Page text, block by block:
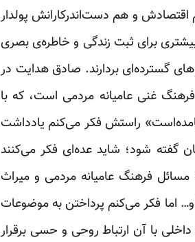
و هم دست‌اندرکارانش پولدار
برای ثبت زندگی و خاطره‌ی بصری
گسترده‌ای بردارند. صادق هدایت در
غنی عامیانه مردمی ‏است، که با
راستش ‏فکر می‌کنم یادداشت
گفته ‏شود؛ شاید عده‌ای فکر می‌کنند
پرداختن به موضوعات کهن، اقتباس کردن از ادبیات مکتوب و شفاهی و یا پرداختن به ‏مسائل فرهنگ عامیانه مردمی و‏‎ ‎میراث
اما فکر می‌کنم پرداختن به موضوعات
با آن ارتباط روحی و حسی برقرار